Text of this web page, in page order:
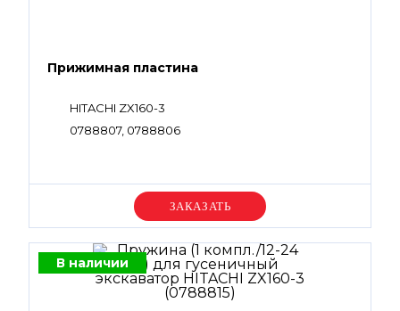
Прижимная пластина
HITACHI ZX160-3
0788807, 0788806
Уточняйте цену
В наличии